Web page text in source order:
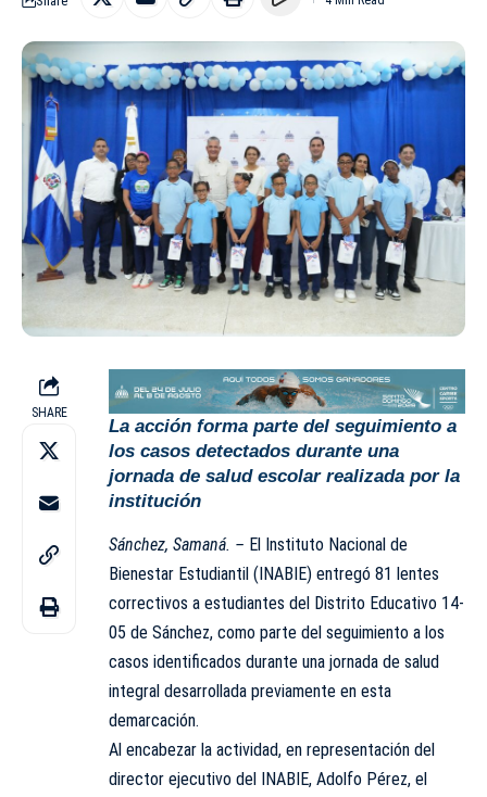
SHARE
La acción forma parte del seguimiento a
los casos detectados durante una
jornada de salud escolar realizada por la
institución
Sánchez, Samaná. – El Instituto Nacional de
Bienestar Estudiantil (INABIE) entregó 81 lentes
correctivos a estudiantes del Distrito Educativo 14-
05 de Sánchez, como parte del seguimiento a los
casos identificados durante una jornada de salud
integral desarrollada previamente en esta
demarcación.
Al encabezar la actividad, en representación del
director ejecutivo del INABIE, Adolfo Pérez, el